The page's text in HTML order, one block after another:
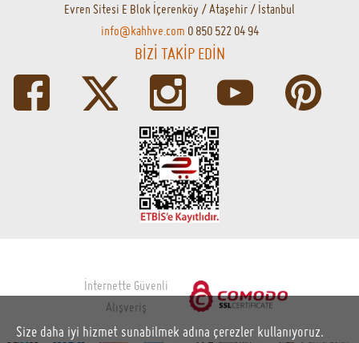
Evren Sitesi E Blok İçerenköy / Ataşehir / İstanbul
info@kahhve.com 0 850 522 04 94
BİZİ TAKİP EDİN
İnternette Güvenli
Alışveriş
Size daha iyi hizmet sunabilmek adına çerezler kullanıyoruz.